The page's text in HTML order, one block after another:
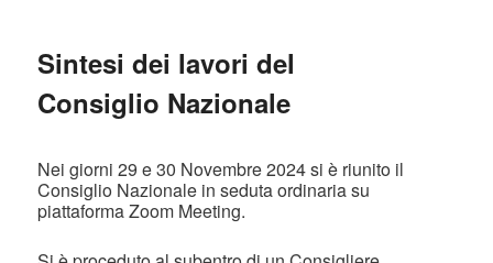
Sintesi dei lavori del
Consiglio Nazionale
Nei giorni 29 e 30 Novembre 2024 si è riunito il
Consiglio Nazionale in seduta ordinaria su
piattaforma Zoom Meeting.